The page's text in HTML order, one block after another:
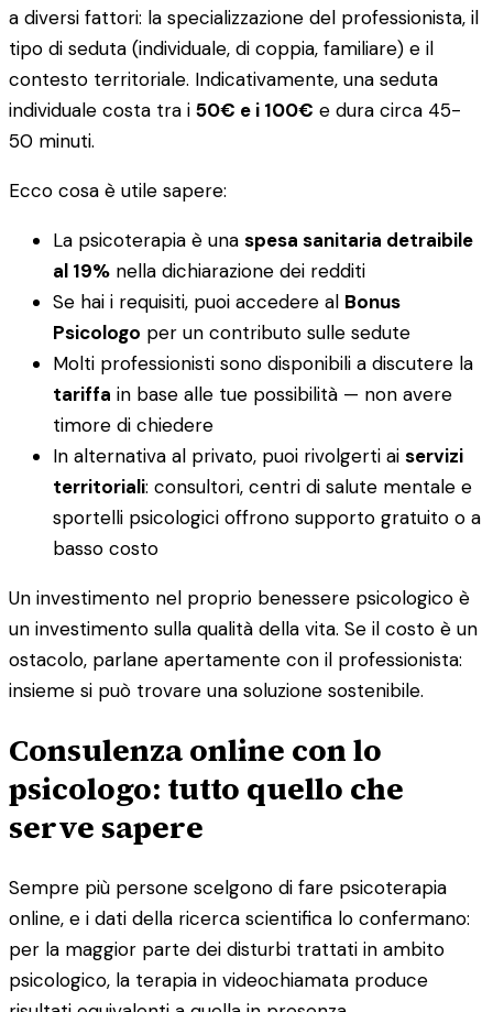
a diversi fattori: la specializzazione del professionista, il
tipo di seduta (individuale, di coppia, familiare) e il
contesto territoriale. Indicativamente, una seduta
individuale costa tra i 50€ e i 100€ e dura circa 45-
50 minuti.
Ecco cosa è utile sapere:
La psicoterapia è una spesa sanitaria detraibile
al 19% nella dichiarazione dei redditi
Se hai i requisiti, puoi accedere al Bonus
Psicologo per un contributo sulle sedute
Molti professionisti sono disponibili a discutere la
tariffa in base alle tue possibilità — non avere
timore di chiedere
In alternativa al privato, puoi rivolgerti ai servizi
territoriali: consultori, centri di salute mentale e
sportelli psicologici offrono supporto gratuito o a
basso costo
Un investimento nel proprio benessere psicologico è
un investimento sulla qualità della vita. Se il costo è un
ostacolo, parlane apertamente con il professionista:
insieme si può trovare una soluzione sostenibile.
Consulenza online con lo
psicologo: tutto quello che
serve sapere
Sempre più persone scelgono di fare psicoterapia
online, e i dati della ricerca scientifica lo confermano:
per la maggior parte dei disturbi trattati in ambito
psicologico, la terapia in videochiamata produce